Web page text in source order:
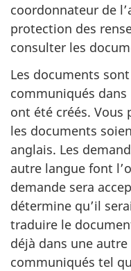
coordonnateur de
protection des
consulter les
Les documents
communiqués
ont été créés. Vous
les documents
anglais. Les
autre langue font
demande sera
détermine qu’il
traduire le
déjà dans une
communiqués tel